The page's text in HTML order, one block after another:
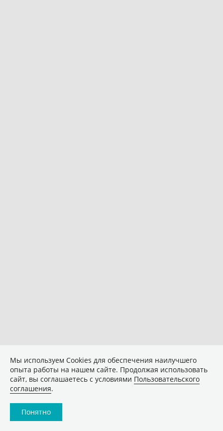
Мы используем Сookies для обеспечения наилучшего
опыта работы на нашем сайте. Продолжая использовать
сайт, вы соглашаетесь с условиями Пользовательского
соглашения.
Понятно